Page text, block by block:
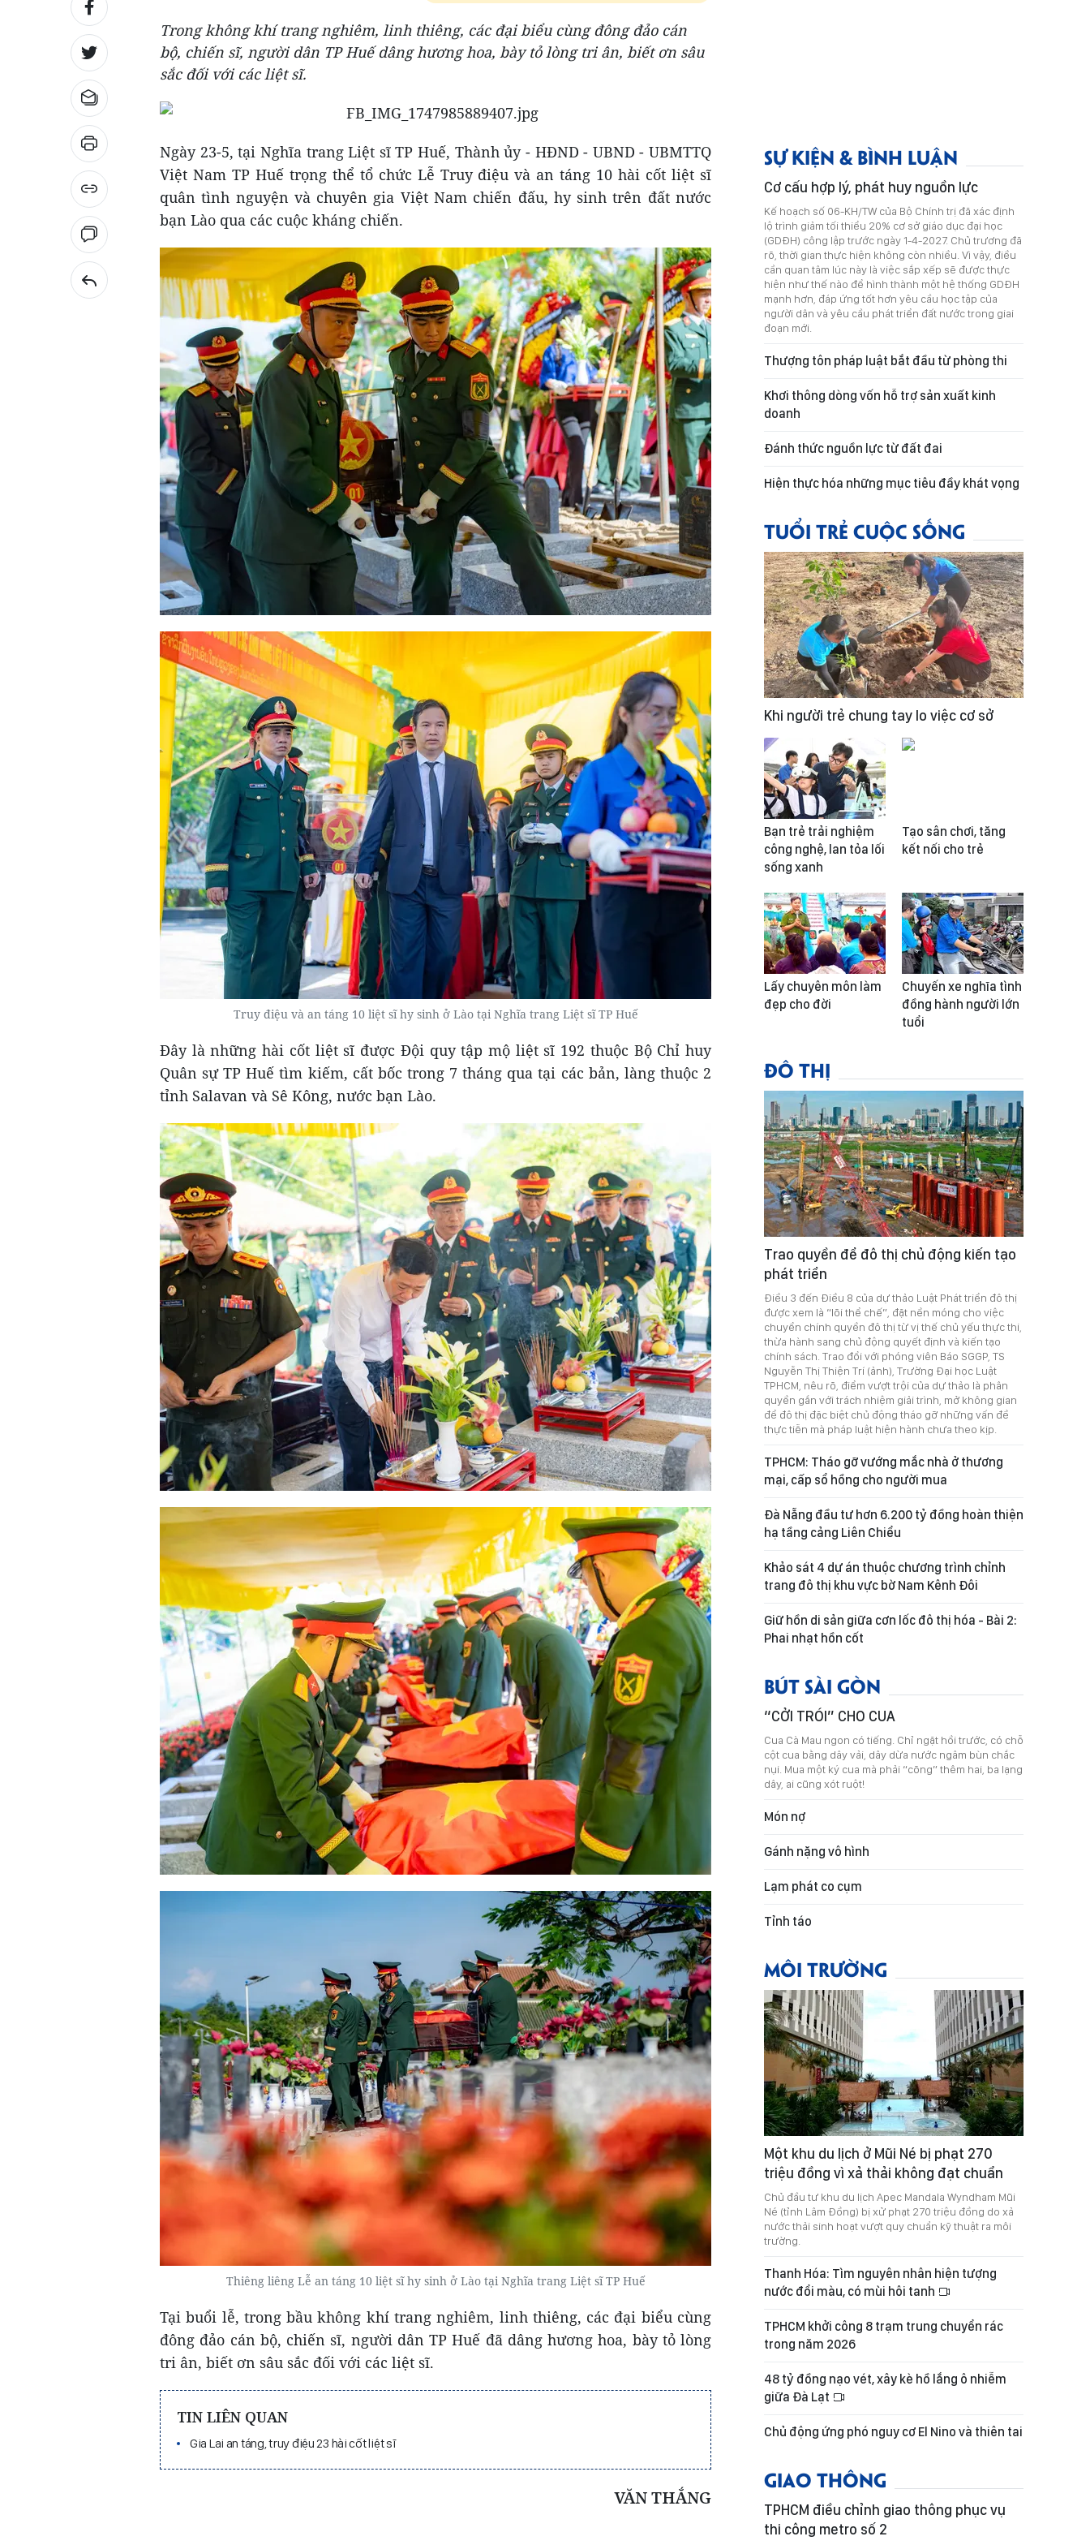
Trong không khí trang nghiêm, linh thiêng, các đại biểu cùng đông đảo cán
bộ, chiến sĩ, người dân TP Huế dâng hương hoa, bày tỏ lòng tri ân, biết ơn sâu
sắc đối với các liệt sĩ.
Ngày 23-5, tại Nghĩa trang Liệt sĩ TP Huế, Thành ủy - HĐND - UBND - UBMTTQ
Việt Nam TP Huế trọng thể tổ chức Lễ Truy điệu và an táng 10 hài cốt liệt sĩ
quân tình nguyện và chuyên gia Việt Nam chiến đấu, hy sinh trên đất nước
bạn Lào qua các cuộc kháng chiến.
Truy điệu và an táng 10 liệt sĩ hy sinh ở Lào tại Nghĩa trang Liệt sĩ TP Huế
Đây là những hài cốt liệt sĩ được Đội quy tập mộ liệt sĩ 192 thuộc Bộ Chỉ huy
Quân sự TP Huế tìm kiếm, cất bốc trong 7 tháng qua tại các bản, làng thuộc 2
tỉnh Salavan và Sê Kông, nước bạn Lào.
Thiêng liêng Lễ an táng 10 liệt sĩ hy sinh ở Lào tại Nghĩa trang Liệt sĩ TP Huế
Tại buổi lễ, trong bầu không khí trang nghiêm, linh thiêng, các đại biểu cùng
đông đảo cán bộ, chiến sĩ, người dân TP Huế đã dâng hương hoa, bày tỏ lòng
tri ân, biết ơn sâu sắc đối với các liệt sĩ.
TIN LIÊN QUAN
Gia Lai an táng, truy điệu 23 hài cốt liệt sĩ
VĂN THẮNG
SỰ KIỆN & BÌNH LUẬN
Cơ cấu hợp lý, phát huy nguồn lực
Kế hoạch số 06-KH/TW của Bộ Chính trị đã xác định
lộ trình giảm tối thiểu 20% cơ sở giáo dục đại học
(GDĐH) công lập trước ngày 1-4-2027. Chủ trương đã
rõ, thời gian thực hiện không còn nhiều. Vì vậy, điều
cần quan tâm lúc này là việc sắp xếp sẽ được thực
hiện như thế nào để hình thành một hệ thống GDĐH
mạnh hơn, đáp ứng tốt hơn yêu cầu học tập của
người dân và yêu cầu phát triển đất nước trong giai
đoạn mới.
Thượng tôn pháp luật bắt đầu từ phòng thi
Khơi thông dòng vốn hỗ trợ sản xuất kinh
doanh
Đánh thức nguồn lực từ đất đai
Hiện thực hóa những mục tiêu đầy khát vọng
TUỔI TRẺ CUỘC SỐNG
Khi người trẻ chung tay lo việc cơ sở
Bạn trẻ trải nghiệm
công nghệ, lan tỏa lối
sống xanh
Tạo sân chơi, tăng
kết nối cho trẻ
Lấy chuyên môn làm
đẹp cho đời
Chuyến xe nghĩa tình
đồng hành người lớn
tuổi
ĐÔ THỊ
Trao quyền để đô thị chủ động kiến tạo
phát triển
Điều 3 đến Điều 8 của dự thảo Luật Phát triển đô thị
được xem là “lõi thể chế”, đặt nền móng cho việc
chuyển chính quyền đô thị từ vị thế chủ yếu thực thi,
thừa hành sang chủ động quyết định và kiến tạo
chính sách. Trao đổi với phóng viên Báo SGGP, TS
Nguyễn Thị Thiện Trí (ảnh), Trường Đại học Luật
TPHCM, nêu rõ, điểm vượt trội của dự thảo là phân
quyền gắn với trách nhiệm giải trình, mở không gian
để đô thị đặc biệt chủ động tháo gỡ những vấn đề
thực tiễn mà pháp luật hiện hành chưa theo kịp.
TPHCM: Tháo gỡ vướng mắc nhà ở thương
mại, cấp sổ hồng cho người mua
Đà Nẵng đầu tư hơn 6.200 tỷ đồng hoàn thiện
hạ tầng cảng Liên Chiểu
Khảo sát 4 dự án thuộc chương trình chỉnh
trang đô thị khu vực bờ Nam Kênh Đôi
Giữ hồn di sản giữa cơn lốc đô thị hóa - Bài 2:
Phai nhạt hồn cốt
BÚT SÀI GÒN
“CỞI TRÓI” CHO CUA
Cua Cà Mau ngon có tiếng. Chỉ ngặt hồi trước, có chỗ
cột cua bằng dây vải, dây dừa nước ngâm bùn chắc
nụi. Mua một ký cua mà phải “cõng” thêm hai, ba lạng
dây, ai cũng xót ruột!
Món nợ
Gánh nặng vô hình
Lạm phát co cụm
Tỉnh táo
MÔI TRƯỜNG
Một khu du lịch ở Mũi Né bị phạt 270
triệu đồng vì xả thải không đạt chuẩn
Chủ đầu tư khu du lịch Apec Mandala Wyndham Mũi
Né (tỉnh Lâm Đồng) bị xử phạt 270 triệu đồng do xả
nước thải sinh hoạt vượt quy chuẩn kỹ thuật ra môi
trường.
Thanh Hóa: Tìm nguyên nhân hiện tượng
nước đổi màu, có mùi hôi tanh
TPHCM khởi công 8 trạm trung chuyển rác
trong năm 2026
48 tỷ đồng nạo vét, xây kè hồ lắng ô nhiễm
giữa Đà Lạt
Chủ động ứng phó nguy cơ El Nino và thiên tai
GIAO THÔNG
TPHCM điều chỉnh giao thông phục vụ
thi công metro số 2